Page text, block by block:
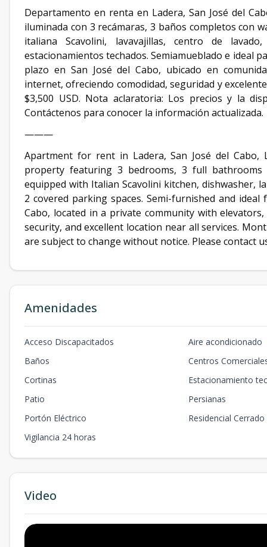
Departamento en renta en Ladera, San José del
iluminada con 3 recámaras, 3 baños completos con
italiana Scavolini, lavavajillas, centro de
estacionamientos techados. Semiamueblado e ideal
plazo en San José del Cabo, ubicado en
internet, ofreciendo comodidad, seguridad y
$3,500 USD. Nota aclaratoria: Los precios y la
Contáctenos para conocer la información actualizada.
———
Apartment for rent in Ladera, San José del Cabo,
property featuring 3 bedrooms, 3 full
equipped with Italian Scavolini kitchen, dishwasher,
2 covered parking spaces. Semi-furnished and
Cabo, located in a private community with
security, and excellent location near all services.
are subject to change without notice. Please contact
Amenidades
Acceso Discapacitados
Aire acondicionado
Baños
Centros
Cortinas
Estacionamiento
Patio
Persianas
Portón Eléctrico
Residencial Cerrado
Vigilancia 24 horas
Video